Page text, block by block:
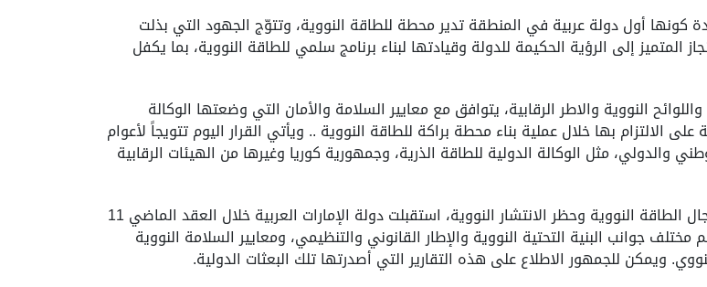
كونها أول دولة عربية في المنطقة تدير محطة للطاقة النووية، وتتوّج الجهود التي بذلت
المتميز إلى الرؤية الحكيمة للدولة وقيادتها لبناء برنامج سلمي للطاقة النووية، بما يكفل
النووية والاطر الرقابية، يتوافق مع معايير السلامة والأمان التي وضعتها الوكالة
الالتزام بها خلال عملية بناء محطة براكة للطاقة النووية .. ويأتي القرار اليوم تتويجاً لأعوام
مثل الوكالة الدولية للطاقة الذرية، وجمهورية كوريا وغيرها من الهيئات الرقابية
وقال : وضماناً للالتزام بأعلى معايير السلامة والأمان الدولية في مجال الطاقة النووية وحظر الانتشار النووية، استقبلت دولة الإمارات العربية خلال العقد الماضي 11
جوانب البنية التحتية النووية والإطار القانوني والتنظيمي، ومعايير السلامة النووية
ويمكن للجمهور الاطلاع على هذه التقارير التي أصدرتها تلك البعثات الدولية.